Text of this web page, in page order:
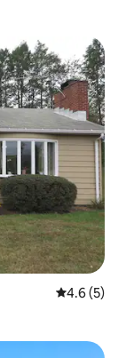
평점 4.6점
4.6 (5)